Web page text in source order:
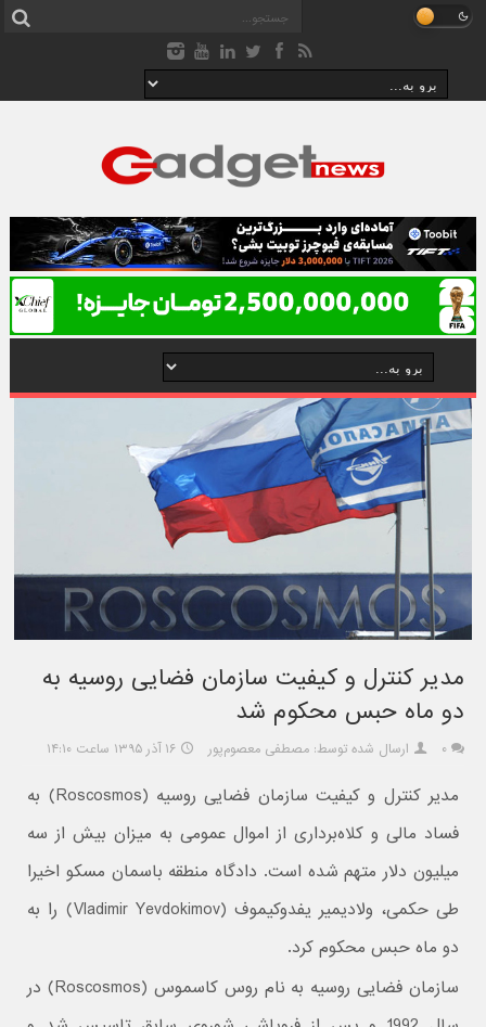
مدیر کنترل و کیفیت سازمان فضایی روسیه به
دو ماه حبس محکوم شد
۰ ارسال شده توسط: مصطفی معصوم‌پور ۱۶ آذر ۱۳۹۵ ساعت ۱۴:۱۰
مدیر کنترل و کیفیت سازمان فضایی روسیه (Roscosmos) به
فساد مالی و کلاه‌برداری از اموال عمومی به میزان بیش از سه
میلیون دلار متهم شده است. دادگاه منطقه باسمان مسکو اخیرا
طی حکمی، ولادیمیر یفدوکیموف (Vladimir Yevdokimov) را به
دو ماه حبس محکوم کرد.
سازمان فضایی روسیه به نام روس کاسموس (Roscosmos) در